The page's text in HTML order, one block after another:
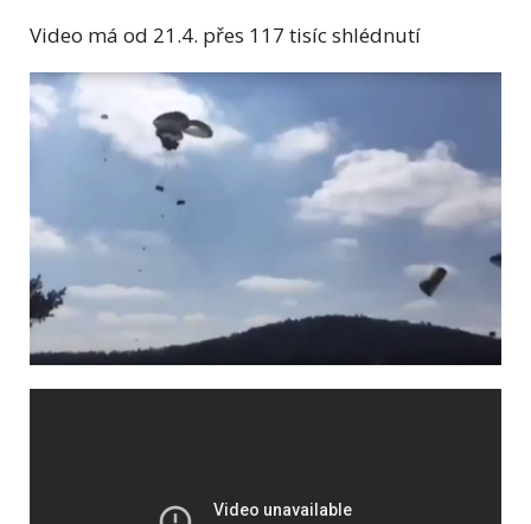
Video má od 21.4. přes 117 tisíc shlédnutí